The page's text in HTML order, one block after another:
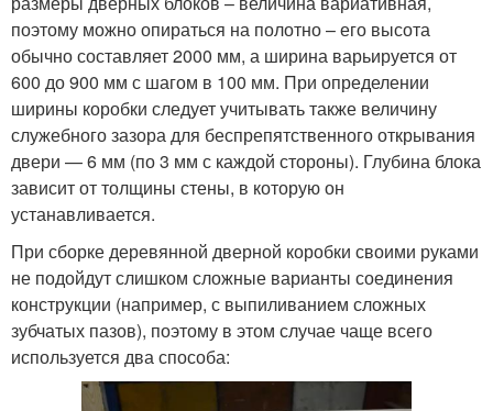
поэтому можно опираться на полотно – его высота
обычно составляет 2000 мм, а ширина варьируется от
600 до 900 мм с шагом в 100 мм. При определении
ширины коробки следует учитывать также величину
служебного зазора для беспрепятственного открывания
двери — 6 мм (по 3 мм с каждой стороны). Глубина блока
зависит от толщины стены, в которую он
устанавливается.
При сборке деревянной дверной коробки своими руками
не подойдут слишком сложные варианты соединения
конструкции (например, с выпиливанием сложных
зубчатых пазов), поэтому в этом случае чаще всего
используется два способа: